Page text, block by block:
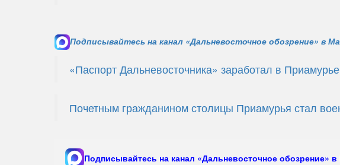
Подписывайтесь на канал «Дальневосточное обозрение» в
«Паспорт Дальневосточника» заработал в Приамурье
Почетным гражданином столицы Приамурья стал
Подписывайтесь на канал «Дальневосточное обозрение» в